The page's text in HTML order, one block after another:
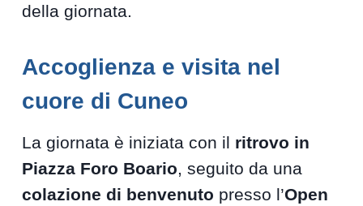
della giornata.
Accoglienza e visita nel
cuore di Cuneo
La giornata è iniziata con il ritrovo in
Piazza Foro Boario, seguito da una
colazione di benvenuto presso l’Open